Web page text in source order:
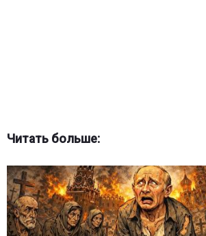
Читать больше: